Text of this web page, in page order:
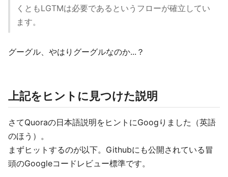
くともLGTMは必要であるというフローが確立してい
ます。
グーグル、やはりグーグルなのか...？
上記をヒントに見つけた説明
さてQuoraの日本語説明をヒントにGoogりました（英語
のほう）。
まずヒットするのが以下。Githubにも公開されている冒
頭のGoogleコードレビュー標準です。